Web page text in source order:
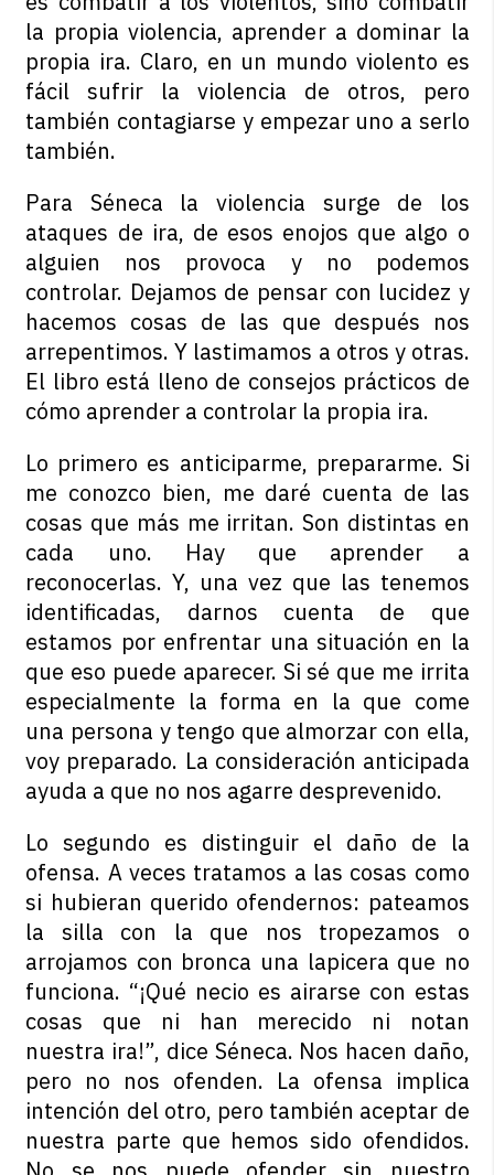
la propia violencia, aprender a dominar la
propia ira. Claro, en un mundo violento es
fácil sufrir la violencia de otros, pero
también contagiarse y empezar uno a serlo
también.
Para Séneca la violencia surge de los
ataques de ira, de esos enojos que algo o
alguien nos provoca y no podemos
controlar. Dejamos de pensar con lucidez y
hacemos cosas de las que después nos
arrepentimos. Y lastimamos a otros y otras.
El libro está lleno de consejos prácticos de
cómo aprender a controlar la propia ira.
Lo primero es anticiparme, prepararme. Si
me conozco bien, me daré cuenta de las
cosas que más me irritan. Son distintas en
cada uno. Hay que aprender a
reconocerlas. Y, una vez que las tenemos
identificadas, darnos cuenta de que
estamos por enfrentar una situación en la
que eso puede aparecer. Si sé que me irrita
especialmente la forma en la que come
una persona y tengo que almorzar con ella,
voy preparado. La consideración anticipada
ayuda a que no nos agarre desprevenido.
Lo segundo es distinguir el daño de la
ofensa. A veces tratamos a las cosas como
si hubieran querido ofendernos: pateamos
la silla con la que nos tropezamos o
arrojamos con bronca una lapicera que no
funciona. “¡Qué necio es airarse con estas
cosas que ni han merecido ni notan
nuestra ira!”, dice Séneca. Nos hacen daño,
pero no nos ofenden. La ofensa implica
intención del otro, pero también aceptar de
nuestra parte que hemos sido ofendidos.